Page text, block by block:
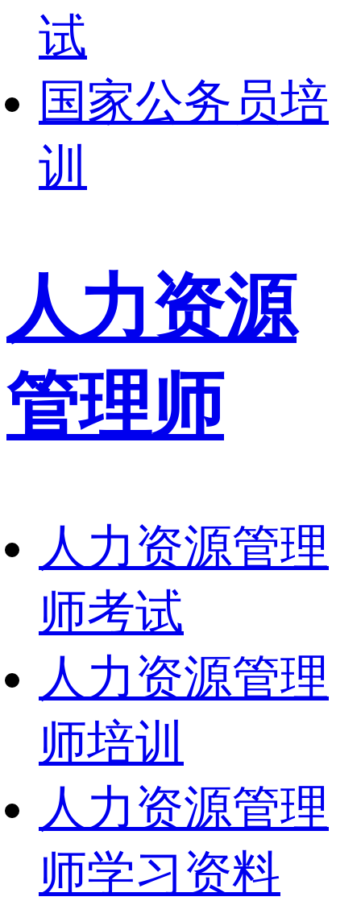
试
国家公务员培
训
人力资源
管理师
人力资源管理
师考试
人力资源管理
师培训
人力资源管理
师学习资料